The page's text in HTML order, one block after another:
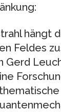
hängt
Feldes
Gerd